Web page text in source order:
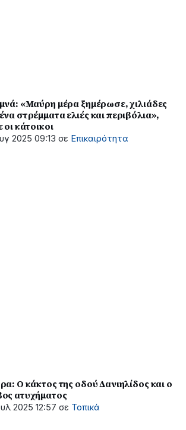
«Μαύρη μέρα ξημέρωσε, χιλιάδες
στρέμματα ελιές και περιβόλια»,
οι κάτοικοι
2025 09:13 σε Επικαιρότητα
Ο κάκτος της οδού Δανιηλίδος και ο
ατυχήματος
2025 12:57 σε Τοπικά